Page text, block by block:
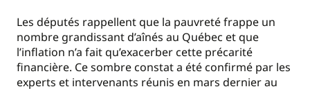
Les députés rappellent que la pauvreté frappe un
nombre grandissant d’aînés au Québec et que
l’inflation n’a fait qu’exacerber cette précarité
financière. Ce sombre constat a été confirmé par les
experts et intervenants réunis en mars dernier au